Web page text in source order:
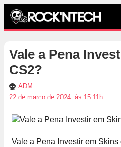
Vale a Pena
CS2?
ADM
22 de março de 2024, às 15:11h
Vale a Pena Investir em